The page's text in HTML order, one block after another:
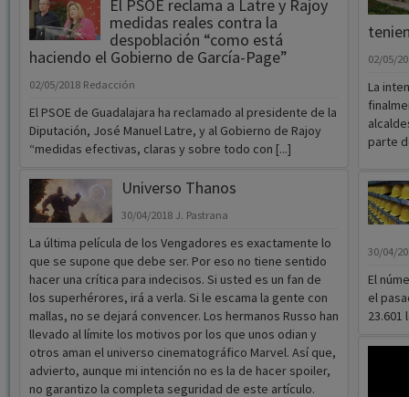
El PSOE reclama a Latre y Rajoy
medidas reales contra la
despoblación “como está
haciendo el Gobierno de García-Page”
02/05/2018 Redacción
El PSOE de Guadalajara ha reclamado al presidente de la
Diputación, José Manuel Latre, y al Gobierno de Rajoy
“medidas efectivas, claras y sobre todo con [...]
Universo Thanos
30/04/2018 J. Pastrana
La última película de los Vengadores es exactamente lo
que se supone que debe ser. Por eso no tiene sentido
hacer una crítica para indecisos. Si usted es un fan de
los superhérores, irá a verla. Si le escama la gente con
mallas, no se dejará convencer. Los hermanos Russo han
llevado al límite los motivos por los que unos odian y
otros aman el universo cinematográfico Marvel. Así que,
advierto, aunque mi intención no es la de hacer spoiler,
no garantizo la completa seguridad de este artículo.
02/05/
La
parte
30/04/
El
el
23.601